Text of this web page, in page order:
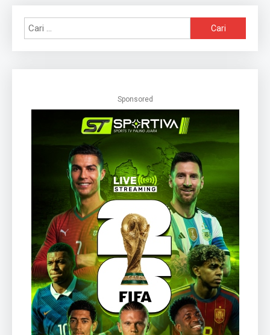
untuk:
Sponsored